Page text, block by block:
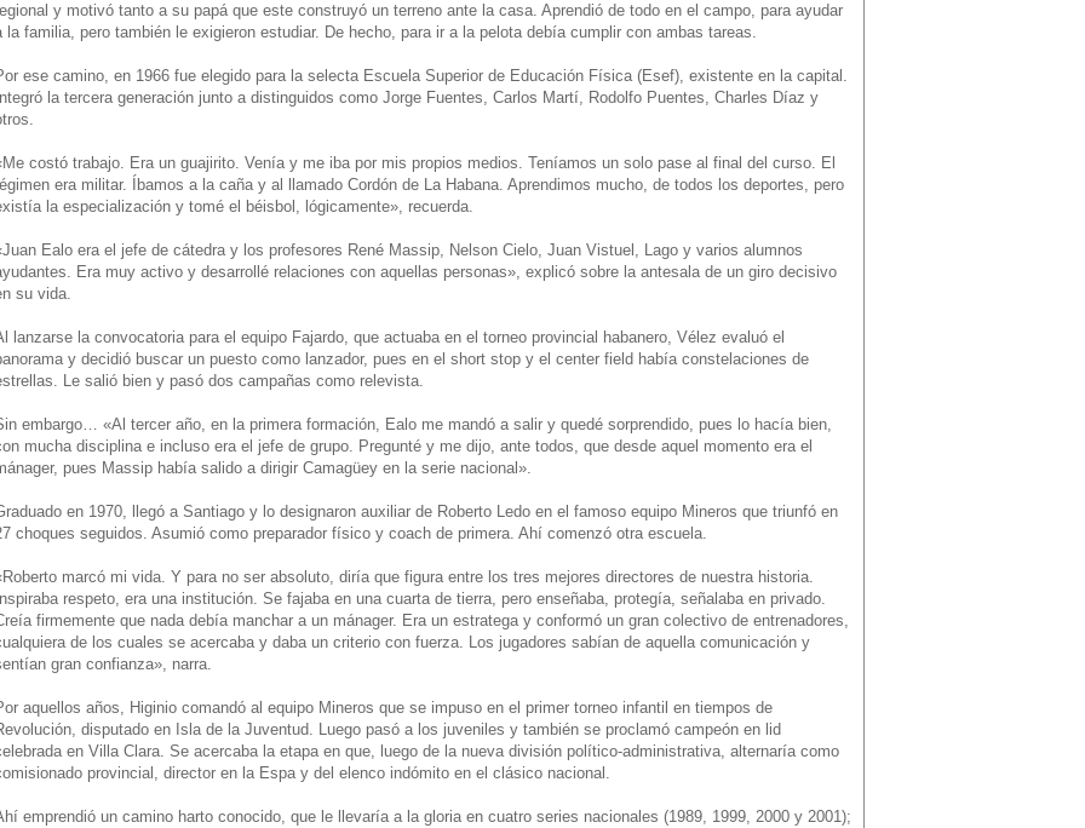
y motivó tanto a su papá que este construyó un terreno ante la casa. Aprendió de todo en el campo, para ayudar
la familia, pero también le exigieron estudiar. De hecho, para ir a la pelota debía cumplir con ambas tareas.
ese camino, en 1966 fue elegido para la selecta Escuela Superior de Educación Física (Esef), existente en la capital.
la tercera generación junto a distinguidos como Jorge Fuentes, Carlos Martí, Rodolfo Puentes, Charles Díaz y
costó trabajo. Era un guajirito. Venía y me iba por mis propios medios. Teníamos un solo pase al final del curso. El
era militar. Íbamos a la caña y al llamado Cordón de La Habana. Aprendimos mucho, de todos los deportes, pero
la especialización y tomé el béisbol, lógicamente», recuerda.
Ealo era el jefe de cátedra y los profesores René Massip, Nelson Cielo, Juan Vistuel, Lago y varios alumnos
Era muy activo y desarrollé relaciones con aquellas personas», explicó sobre la antesala de un giro decisivo
su vida.
lanzarse la convocatoria para el equipo Fajardo, que actuaba en el torneo provincial habanero, Vélez evaluó el
y decidió buscar un puesto como lanzador, pues en el short stop y el center field había constelaciones de
Le salió bien y pasó dos campañas como relevista.
embargo… «Al tercer año, en la primera formación, Ealo me mandó a salir y quedé sorprendido, pues lo hacía bien,
mucha disciplina e incluso era el jefe de grupo. Pregunté y me dijo, ante todos, que desde aquel momento era el
pues Massip había salido a dirigir Camagüey en la serie nacional».
en 1970, llegó a Santiago y lo designaron auxiliar de Roberto Ledo en el famoso equipo Mineros que triunfó en
choques seguidos. Asumió como preparador físico y coach de primera. Ahí comenzó otra escuela.
marcó mi vida. Y para no ser absoluto, diría que figura entre los tres mejores directores de nuestra historia.
respeto, era una institución. Se fajaba en una cuarta de tierra, pero enseñaba, protegía, señalaba en privado.
firmemente que nada debía manchar a un mánager. Era un estratega y conformó un gran colectivo de entrenadores,
de los cuales se acercaba y daba un criterio con fuerza. Los jugadores sabían de aquella comunicación y
gran confianza», narra.
aquellos años, Higinio comandó al equipo Mineros que se impuso en el primer torneo infantil en tiempos de
disputado en Isla de la Juventud. Luego pasó a los juveniles y también se proclamó campeón en lid
en Villa Clara. Se acercaba la etapa en que, luego de la nueva división político-administrativa, alternaría como
provincial, director en la Espa y del elenco indómito en el clásico nacional.
emprendió un camino harto conocido, que le llevaría a la gloria en cuatro series nacionales (1989, 1999, 2000 y 2001);